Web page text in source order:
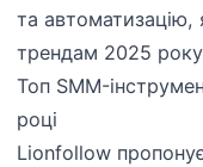
та автоматизацію,
трендам 2025
Топ SMM-
році
Lionfollow